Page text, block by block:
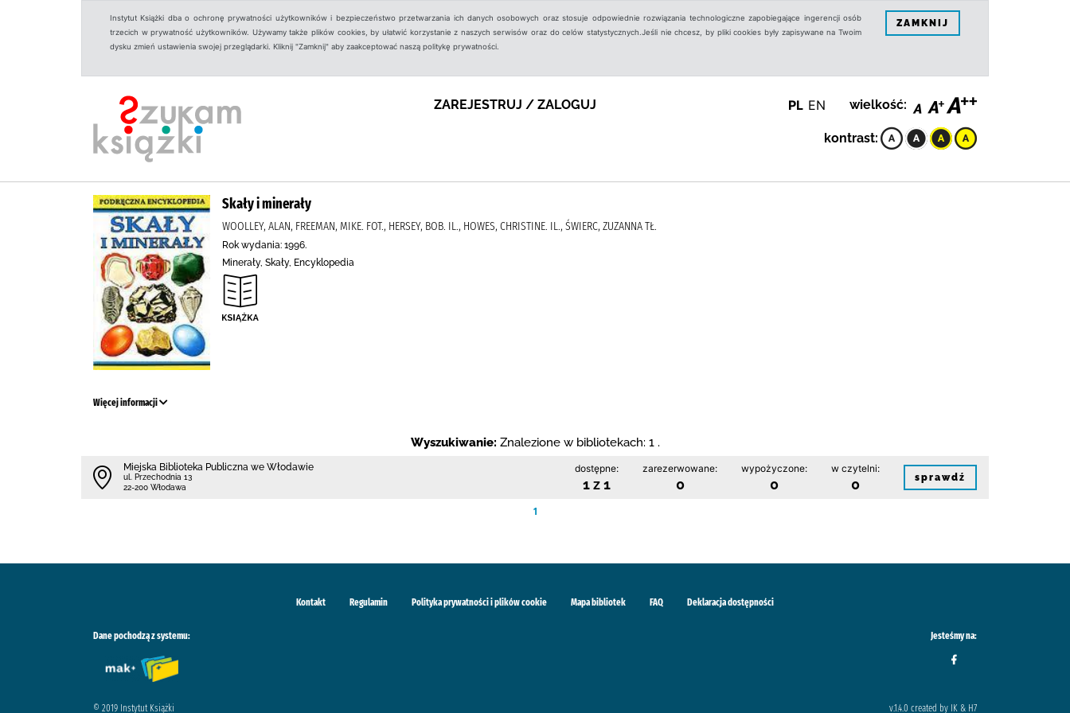
Instytut Książki dba o ochronę prywatności użytkowników i bezpieczeństwo przetwarzania ich danych osobowych oraz stosuje odpowiednie rozwiązania technologiczne zapobiegające ingerencji osób
trzecich w prywatność użytkowników. Używamy także plików cookies, by ułatwić korzystanie z naszych serwisów oraz do celów statystycznych.Jeśli nie chcesz, by pliki cookies były zapisywane na Twoim
dysku zmień ustawienia swojej przeglądarki. Kliknij "Zamknij" aby zaakceptować naszą politykę prywatności.
ZAMKNIJ
ZAREJESTRUJ / ZALOGUJ PL EN wielkość:
kontrast:
Skały i minerały
WOOLLEY, ALAN, FREEMAN, MIKE. FOT., HERSEY, BOB. IL., HOWES, CHRISTINE. IL., ŚWIERC, ZUZANNA TŁ.
Rok wydania: 1996.
Minerały, Skały, Encyklopedia
Więcej informacji
Wyszukiwanie: Znalezione w bibliotekach: 1 .
Miejska Biblioteka Publiczna we Włodawie
ul. Przechodnia 13
22-200 Włodawa
dostępne:
1 z 1
zarezerwowane:
0
wypożyczone:
0
w czytelni:
0 sprawdź
1
Kontakt Regulamin Polityka prywatności i plików cookie Mapa bibliotek FAQ Deklaracja dostępności
Dane pochodzą z systemu: Jesteśmy na:
© 2019 Instytut Książki v.1.4.0 created by IK & H7